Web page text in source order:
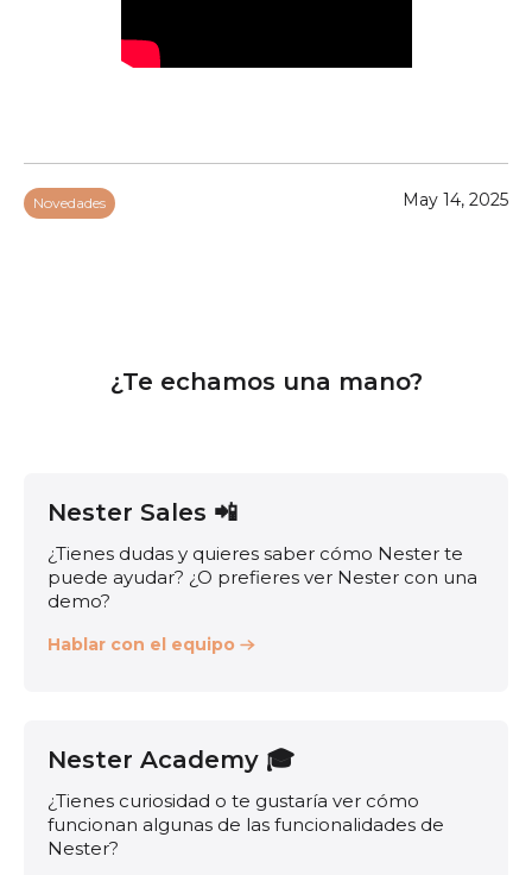
Novedades May 14, 2025
¿Te echamos una mano?
Nester Sales 📲
¿Tienes dudas y quieres saber cómo Nester te
puede ayudar? ¿O prefieres ver Nester con una
demo?
Hablar con el equipo
Nester Academy 🎓
¿Tienes curiosidad o te gustaría ver cómo
funcionan algunas de las funcionalidades de
Nester?